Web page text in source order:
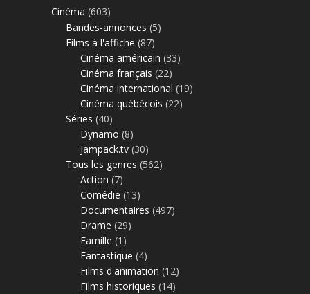
Cinéma (603)
Bandes-annonces (5)
Films à l'affiche (87)
Cinéma américain (33)
Cinéma français (22)
Cinéma international (19)
Cinéma québécois (22)
Séries (40)
Dynamo (8)
Jampack.tv (30)
Tous les genres (562)
Action (7)
Comédie (13)
Documentaires (497)
Drame (29)
Famille (1)
Fantastique (4)
Films d'animation (12)
Films historiques (14)